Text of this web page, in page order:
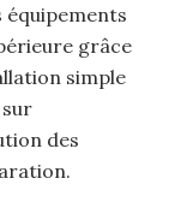
grâce
simple
des